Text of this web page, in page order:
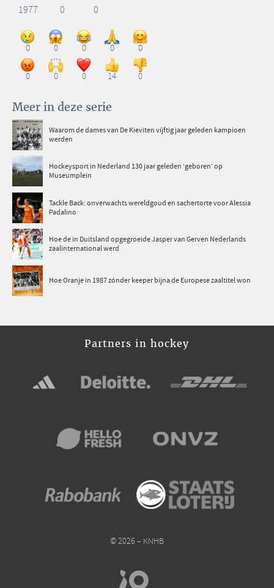
1977 0 0
0 0 0 0 0
0 0 0 14 0
Meer in deze serie
Waarom de dames van De Kieviten vijftig jaar geleden kampioen
werden
Hockeysport in Nederland 130 jaar geleden ‘geboren’ op
Museumplein
Tackle Back: onverwachts wereldgoud en sachertorte voor Alessia
Padalino
Hoe de in Duitsland opgegroeide Jasper van Gerven Nederlands
zaalinternational werd
Hoe Oranje in 1987 zónder keeper bijna de Europese zaaltitel won
Partners in hockey
© 2026 – KNHB